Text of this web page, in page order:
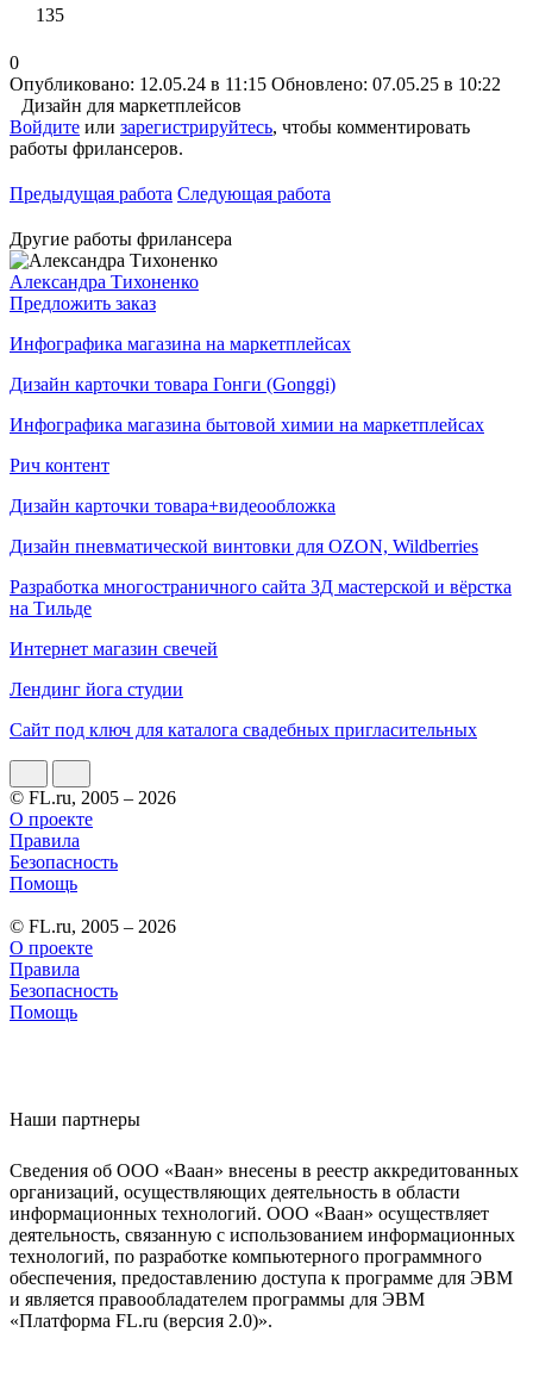
135
0
Опубликовано: 12.05.24 в 11:15 Обновлено: 07.05.25 в 10:22
Дизайн для маркетплейсов
Войдите или зарегистрируйтесь, чтобы комментировать
работы фрилансеров.
Предыдущая работа Следующая работа
Другие работы фрилансера
Александра Тихоненко
Предложить заказ
Инфографика магазина на маркетплейсах
Дизайн карточки товара Гонги (Gonggi)
Инфографика магазина бытовой химии на маркетплейсах
Рич контент
Дизайн карточки товара+видеообложка
Дизайн пневматической винтовки для OZON, Wildberries
Разработка многостраничного сайта 3Д мастерской и вёрстка
на Тильде
Интернет магазин свечей
Лендинг йога студии
Сайт под ключ для каталога свадебных пригласительных
© FL.ru, 2005 – 2026
О проекте
Правила
Безопасность
Помощь
© FL.ru, 2005 – 2026
О проекте
Правила
Безопасность
Помощь
Наши партнеры
Сведения об ООО «Ваан» внесены в реестр аккредитованных
организаций, осуществляющих деятельность в области
информационных технологий. ООО «Ваан» осуществляет
деятельность, связанную с использованием информационных
технологий, по разработке компьютерного программного
обеспечения, предоставлению доступа к программе для ЭВМ
и является правообладателем программы для ЭВМ
«Платформа FL.ru (версия 2.0)».